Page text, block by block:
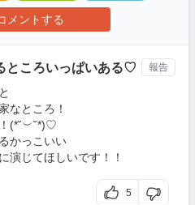
メントする
ところいっぱいある♡
なところ！
(*˘︶˘*)♡
かっこいい
演じてほしいです！！
5
報告